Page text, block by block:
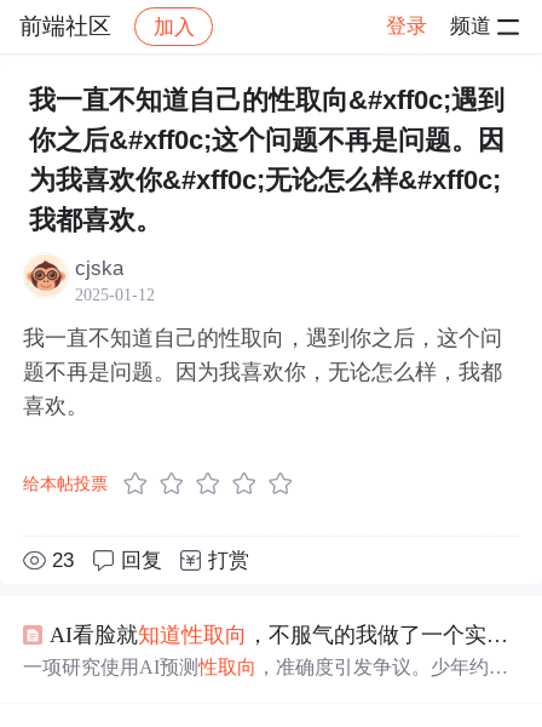
前端社区 加入 登录 频道
社区 前端社区 感慨 帖子详情
我一直不知道自己的性取向&#xff0c;遇到
你之后&#xff0c;这个问题不再是问题。因
为我喜欢你&#xff0c;无论怎么样&#xff0c;
我都喜欢。
cjska
2025-01-12
我一直不知道自己的性取向，遇到你之后，这个问
题不再是问题。因为我喜欢你，无论怎么样，我都
喜欢。
给本帖投票
23 回复 打赏
AI看脸就知道性取向 ，不服气的我做了一个实验，结果……
一项研究使用AI预测性取向 ，准确度引发争议。少年约翰